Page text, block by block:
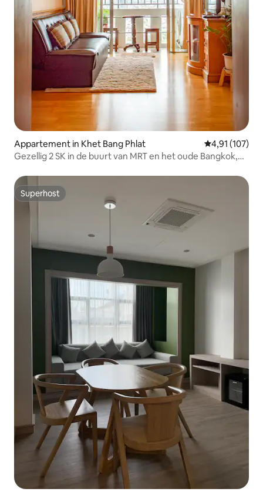
Appartement in Khet Bang Phlat Gemiddelde
4,91 (107)
Gezellig 2 SK in de buurt van MRT en het oude Bangkok,
Superhost
Superhost